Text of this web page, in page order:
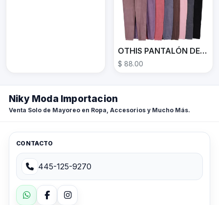
OTHIS PANTALÓN DEPORTIVO AL303
$ 88.00
Niky Moda Importacion
Venta Solo de Mayoreo en Ropa, Accesorios y Mucho Más.
CONTACTO
445-125-9270